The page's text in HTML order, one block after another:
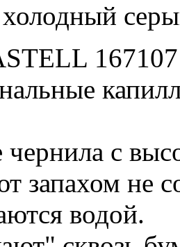
с
запахом не
водой.